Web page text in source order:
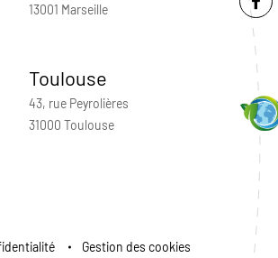
13001 Marseille
Toulouse
43, rue Peyrolières
31000 Toulouse
Gestion des cookies